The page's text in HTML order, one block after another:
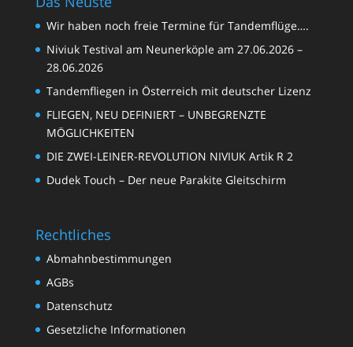
Wir haben noch freie Termine für Tandemflüge….
Niviuk Testival am Neunerköple am 27.06.2026 –
28.06.2026
Tandemfliegen in Österreich mit deutscher Lizenz
FLIEGEN, NEU DEFINIERT – UNBEGRENZTE
MÖGLICHKEITEN
DIE ZWEI-LEINER-REVOLUTION NIVIUK Artik R 2
Dudek Touch – Der neue Parakite Gleitschirm
Rechtliches
Abmahnbestimmungen
AGBs
Datenschutz
Gesetzliche Informationen